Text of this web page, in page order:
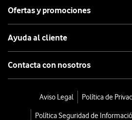
Ofertas y promociones
Ayuda al cliente
Contacta con nosotros
Aviso Legal Política de
Política Seguridad de